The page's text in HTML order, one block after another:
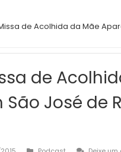
de Acolhida da Mãe
de
José de